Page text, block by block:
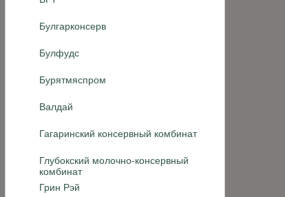
Булгарконсерв
Булфудс
Бурятмяспром
Валдай
Гагаринский консервный комбинат
Глубокский молочно-консервный
комбинат
Грин Рэй